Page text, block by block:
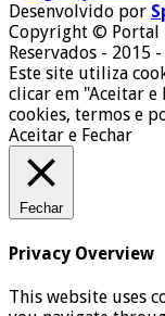
Desenvolvido por
Copyright © Portal
Reservados - 2015
Este site utiliza
clicar em "Aceitar e
cookies, termos e
Aceitar e Fechar
Fechar
Privacy Overview
This website uses